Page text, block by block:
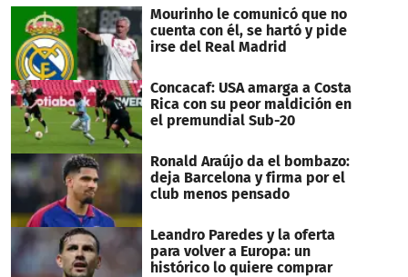
Mourinho le comunicó que no
cuenta con él, se hartó y pide
irse del Real Madrid
Concacaf: USA amarga a Costa
Rica con su peor maldición en
el premundial Sub-20
Ronald Araújo da el bombazo:
deja Barcelona y firma por el
club menos pensado
Leandro Paredes y la oferta
para volver a Europa: un
histórico lo quiere comprar